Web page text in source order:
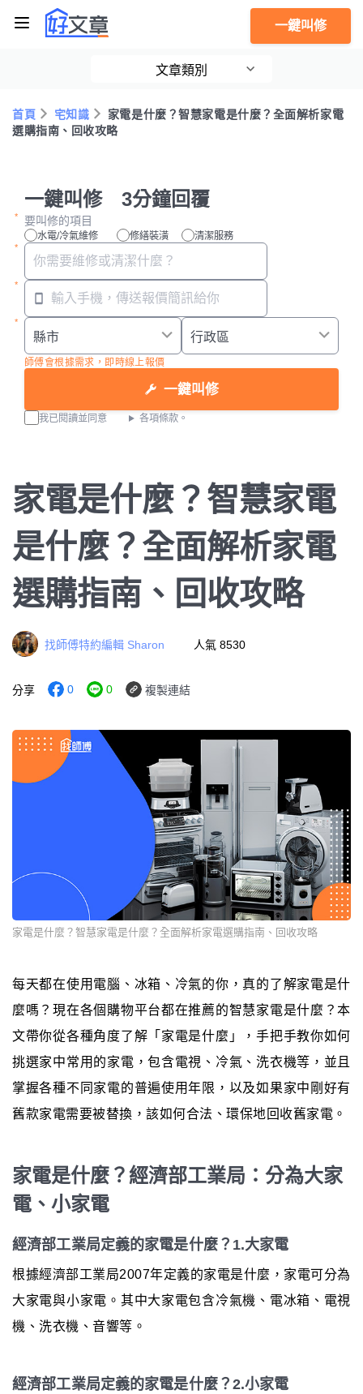
一鍵叫修
文章類別
首頁 宅知識
家電是什麼？智慧家電是什麼？全面解析家電
選購指南、回收攻略
一鍵叫修 3分鐘回覆
要叫修的項目
水電/冷氣維修 修繕裝潢 清潔服務
師傅會根據需求，即時線上報價
一鍵叫修
我已閱讀並同意 各項條款。
家電是什麼？智慧家電
是什麼？全面解析家電
選購指南、回收攻略
找師傅特約編輯 Sharon 人氣 8530
分享 0 0 複製連結
家電是什麼？智慧家電是什麼？全面解析家電選購指南、回收攻略
每天都在使用電腦、冰箱、冷氣的你，真的了解家電是什
麼嗎？現在各個購物平台都在推薦的智慧家電是什麼？本
文帶你從各種角度了解「家電是什麼」，手把手教你如何
挑選家中常用的家電，包含電視、冷氣、洗衣機等，並且
掌握各種不同家電的普遍使用年限，以及如果家中剛好有
舊款家電需要被替換，該如何合法、環保地回收舊家電。
家電是什麼？經濟部工業局：分為大家
電、小家電
經濟部工業局定義的家電是什麼？1.大家電
根據經濟部工業局2007年定義的家電是什麼，家電可分為
大家電與小家電。其中大家電包含冷氣機、電冰箱、電視
機、洗衣機、音響等。
經濟部工業局定義的家電是什麼？2.小家電